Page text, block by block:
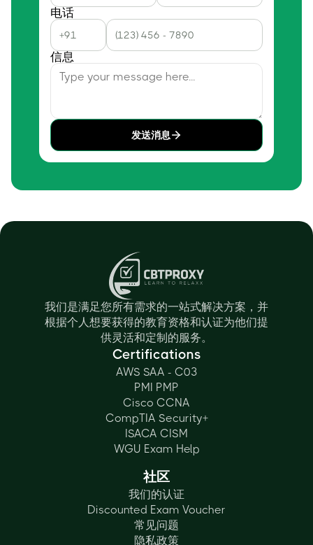
电话
信息
发送消息
我们是满足您所有需求的一站式解决方案，并
根据个人想要获得的教育资格和认证为他们提
供灵活和定制的服务。
Certifications
AWS SAA - C03
PMI PMP
Cisco CCNA
CompTIA Security+
ISACA CISM
WGU Exam Help
社区
我们的认证
Discounted Exam Voucher
常见问题
隐私政策